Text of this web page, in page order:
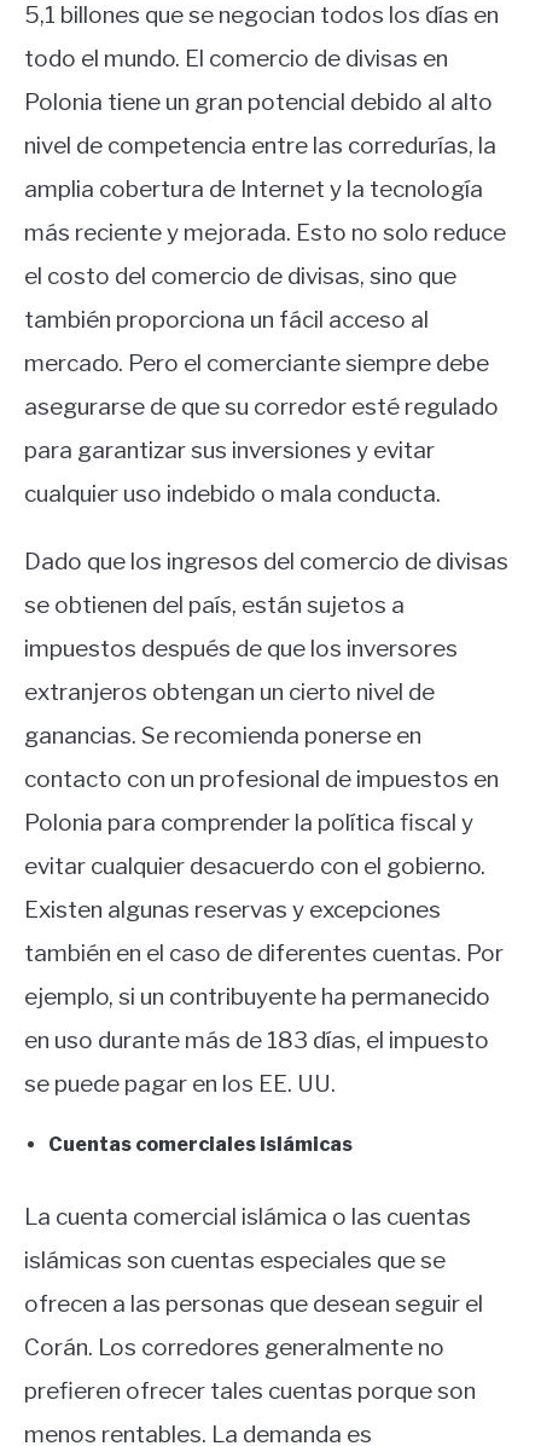
5,1 billones que se negocian todos los días en
todo el mundo. El comercio de divisas en
Polonia tiene un gran potencial debido al alto
nivel de competencia entre las corredurías, la
amplia cobertura de Internet y la tecnología
más reciente y mejorada. Esto no solo reduce
el costo del comercio de divisas, sino que
también proporciona un fácil acceso al
mercado. Pero el comerciante siempre debe
asegurarse de que su corredor esté regulado
para garantizar sus inversiones y evitar
cualquier uso indebido o mala conducta.
Dado que los ingresos del comercio de divisas
se obtienen del país, están sujetos a
impuestos después de que los inversores
extranjeros obtengan un cierto nivel de
ganancias. Se recomienda ponerse en
contacto con un profesional de impuestos en
Polonia para comprender la política fiscal y
evitar cualquier desacuerdo con el gobierno.
Existen algunas reservas y excepciones
también en el caso de diferentes cuentas. Por
ejemplo, si un contribuyente ha permanecido
en uso durante más de 183 días, el impuesto
se puede pagar en los EE. UU.
Cuentas comerciales islámicas
La cuenta comercial islámica o las cuentas
islámicas son cuentas especiales que se
ofrecen a las personas que desean seguir el
Corán. Los corredores generalmente no
prefieren ofrecer tales cuentas porque son
menos rentables. La demanda es